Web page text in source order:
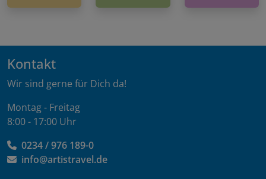
Kontakt
Wir sind gerne für Dich da!
Montag - Freitag
8:00 - 17:00 Uhr
0234 / 976 189-0
info@artistravel.de